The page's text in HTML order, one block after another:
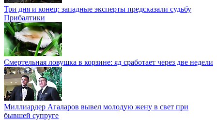
Три дня и конец: западные эксперты предсказали судьбу
Прибалтики
Смертельная ловушка в корзине: яд сработает через две недели
Миллиардер Агаларов вывел молодую жену в свет при
бывшей супруге